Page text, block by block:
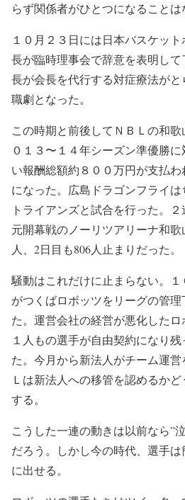
らず関係者がひとつになることは
１０月２３日には日本バスケッ
長が臨時理事会で辞意を表明し
長が会長を代行する対症療法が
職劇となった。
この時期と前後してＮＢＬの和
０１３〜１４年シーズン準優勝
い報酬総額約８００万円が支払
になった。広島ドラゴンフライ
トライアンズと試合を行った。
元開幕戦のノーリツアリーナ和
人、2日目も806人止まりだった。
騒動はこれだけに止まらない。
がつくばロボッツをリーグの管
た。運営会社の経営が悪化した
１人もの選手が自由契約になり
た。今月から新法人がチーム運
Ｌは新法人への移管を認めるか
する。
こうした一連の動きは以前なら”
だろう。しかし今の時代、選手
に出せる。